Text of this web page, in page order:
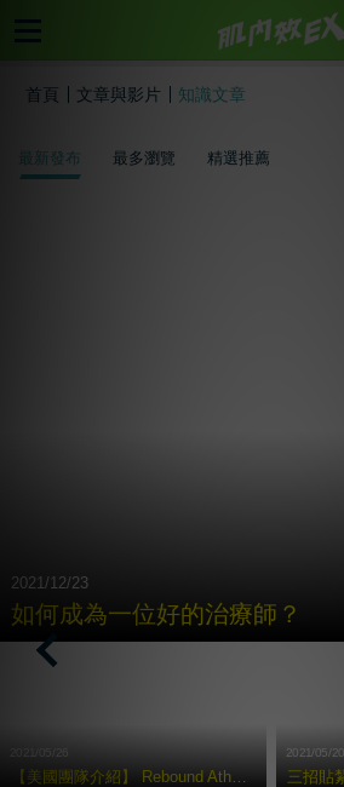
首頁 文章與影片 知識文章
最新發布 最多瀏覽 精選推薦
2021/12/23
如何成為⼀位好的治療師？
【美國團隊介紹】 Rebound Athletic 運動復健訓練中心
2021/05/20